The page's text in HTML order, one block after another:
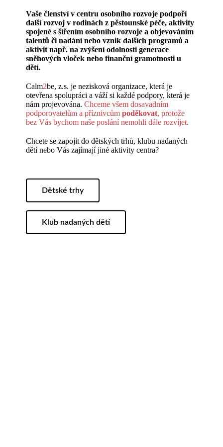
Vaše členství v centru osobního rozvoje podpoří
další rozvoj v rodinách z pěstounské péče, aktivity
spojené s šířením osobního rozvoje a objevováním
talentů či nadání nebo vznik dalších programů a
aktivit např. na zvýšení odolnosti generace
sněhových vloček nebo finanční gramotnosti u
dětí.
Calm2be, z.s. je nezisková organizace, která je
otevřena spolupráci a váží si každé podpory, která je
nám projevována.Chceme všem dosavadním
podporovatelům a příznivcům poděkovat, protože
bez Vás bychom naše poslání nemohli dále rozvíjet.
Chcete se zapojit do dětských trhů, klubu nadaných
dětí nebo Vás zajímají jiné aktivity centra?
Dětské trhy
Klub nadaných dětí